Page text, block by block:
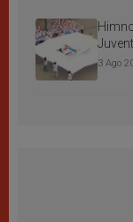
3 Ago